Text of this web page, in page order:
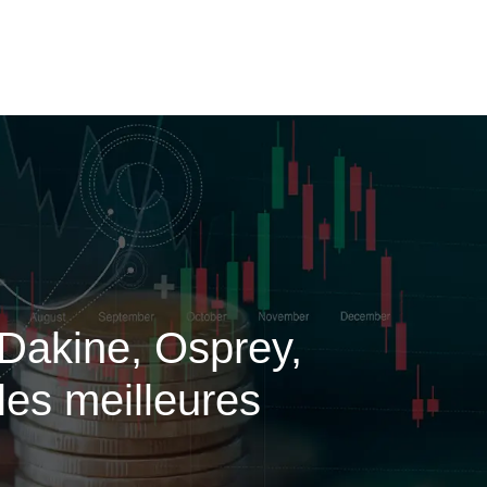
Osprey,
meilleures